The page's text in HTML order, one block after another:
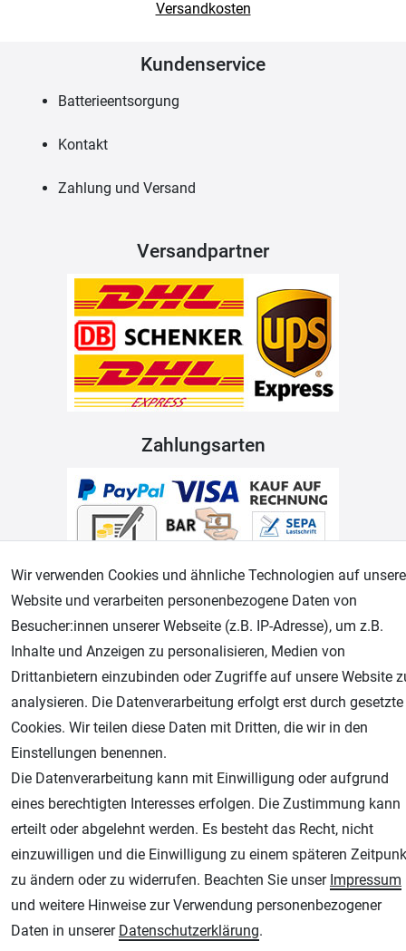
Versandkosten
Kundenservice
Batterieentsorgung
Kontakt
Zahlung und Versand
Versandpartner
Zahlungsarten
Geprüfter Shop
Airbrush-City
Wir verwenden Cookies und ähnliche Technologien auf
Website und verarbeiten personenbezogene Daten von
Besucher:innen unserer Webseite (z.B. IP-Adresse), um z.B.
Inhalte und Anzeigen zu personalisieren, Medien von
Drittanbietern einzubinden oder Zugriffe auf unsere Website
analysieren. Die Datenverarbeitung erfolgt erst durch gesetzte
Cookies. Wir teilen diese Daten mit Dritten, die wir in den
Einstellungen benennen.
Die Datenverarbeitung kann mit Einwilligung oder aufgrund
eines berechtigten Interesses erfolgen. Die Zustimmung kann
erteilt oder abgelehnt werden. Es besteht das Recht, nicht
einzuwilligen und die Einwilligung zu einem späteren
zu ändern oder zu widerrufen. Beachten Sie unser Impressum
und weitere Hinweise zur Verwendung personenbezogener
Daten in unserer Daten­schutz­erklärung.